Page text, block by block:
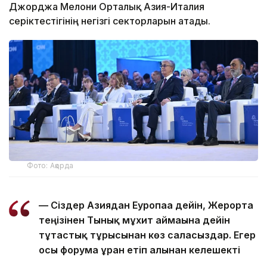
Джорджа Мелони Орталық Азия-Италия
серіктестігінің негізгі секторларын атады.
Фото: Ақорда
— Сіздер Азиядан Еуропаға дейін, Жерорта
теңізінен Тынық мұхит аймағына дейін
тұтастық тұрғысынан көз саласыздар. Егер
осы форумға ұран етіп алынған келешекті